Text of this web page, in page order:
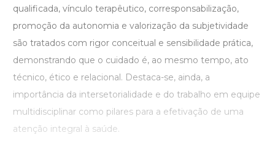
qualificada, vínculo terapêutico, corresponsabilização,
promoção da autonomia e valorização da subjetividade
são tratados com rigor conceitual e sensibilidade prática,
demonstrando que o cuidado é, ao mesmo tempo, ato
técnico, ético e relacional. Destaca-se, ainda, a
importância da intersetorialidade e do trabalho em equipe
multidisciplinar como pilares para a efetivação de uma
atenção integral à saúde.